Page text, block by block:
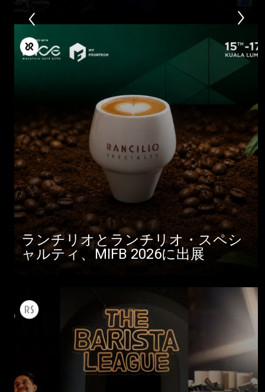
ランチリオとランチリオ・スペシ
ャルティ、MIFB 2026に出展